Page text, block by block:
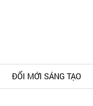
ĐỔI MỚI SÁNG TẠO